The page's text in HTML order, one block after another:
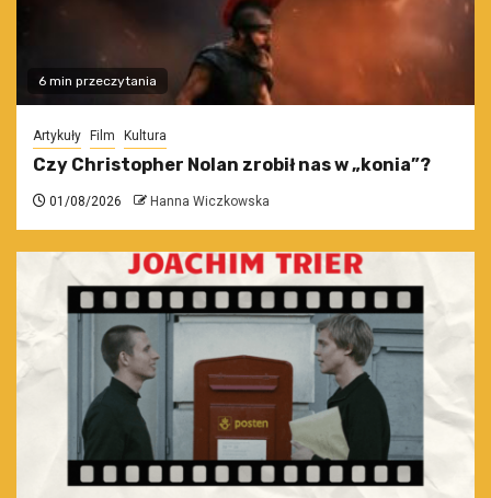
6 min przeczytania
Artykuły Film Kultura
Czy Christopher Nolan zrobił nas w „konia”?
01/08/2026 Hanna Wiczkowska